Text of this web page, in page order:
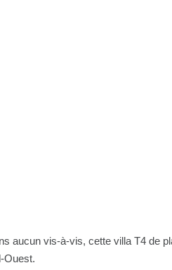
aucun vis-à-vis, cette villa T4 de
Ouest.